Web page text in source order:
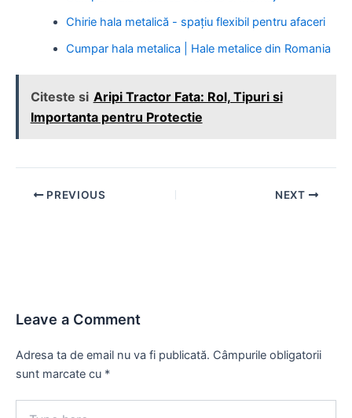
Chirie hala metalică - spațiu flexibil pentru afaceri
Cumpar hala metalica | Hale metalice din Romania
Citeste si Aripi Tractor Fata: Rol, Tipuri si
Importanta pentru Protectie
Post PREVIOUS NEXT
Leave a Comment
Adresa ta de email nu va fi publicată. Câmpurile obligatorii
sunt marcate cu *